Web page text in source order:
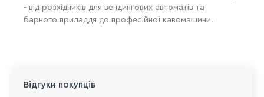
- від розхідників для вендингових автоматів та
барного приладдя до професійної кавомашини.
Відгуки покупців